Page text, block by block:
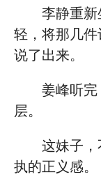
李静重
轻，将那几
说了出来。
姜峰听
层。
这妹子
执的正义感。